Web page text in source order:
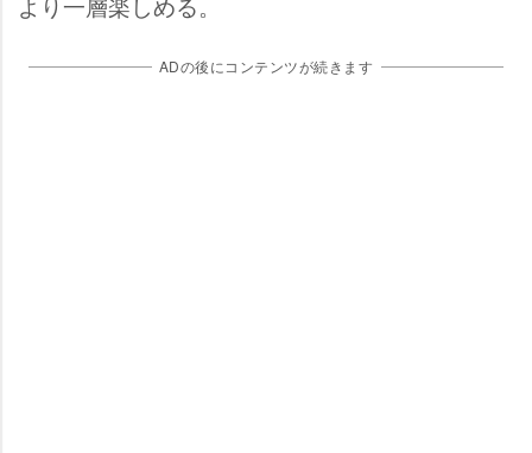
ADの後にコンテンツが続きます